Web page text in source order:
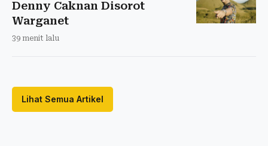
Denny Caknan Disorot
Warganet
39 menit lalu
Lihat Semua Artikel